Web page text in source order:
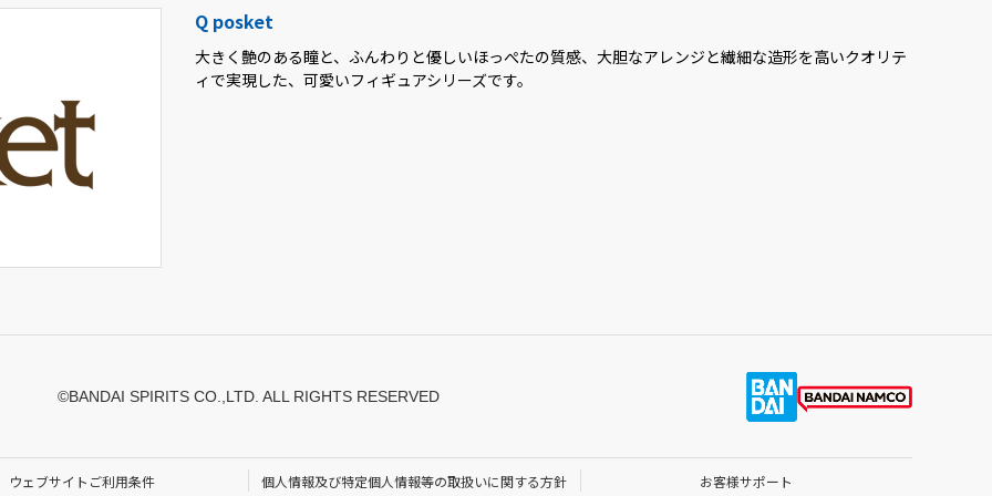
Q posket
大きく艶のある瞳と、ふんわりと優しいほっぺたの質感、大胆なアレンジと繊細な造形を高いクオリテ
ィで実現した、可愛いフィギュアシリーズです。
©BANDAI SPIRITS CO.,LTD. ALL RIGHTS RESERVED
ウェブサイトご利用条件 個人情報及び特定個人情報等の取扱いに関する方針 お客様サポート